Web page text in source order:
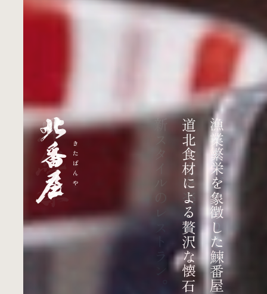
バイキングでありながら
和食会席を楽しめる
新スタイルのレストラン。